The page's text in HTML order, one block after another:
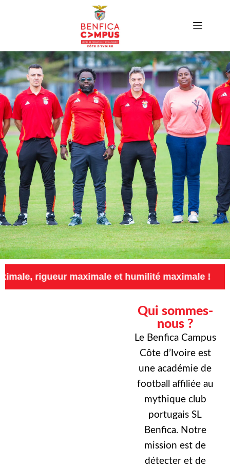
maximale et humilité maximale !
Qui sommes-
nous ?
Le Benfica Campus
Côte d’Ivoire est
une académie de
football affiliée au
mythique club
portugais SL
Benfica. Notre
mission est de
détecter et de